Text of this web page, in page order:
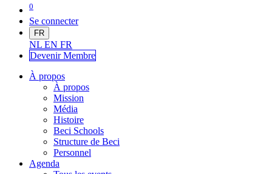
0
Se connecter
FR
NL EN FR
Devenir Membre
À propos
À propos
Mission
Média
Histoire
Beci Schools
Structure de Beci
Personnel
Agenda